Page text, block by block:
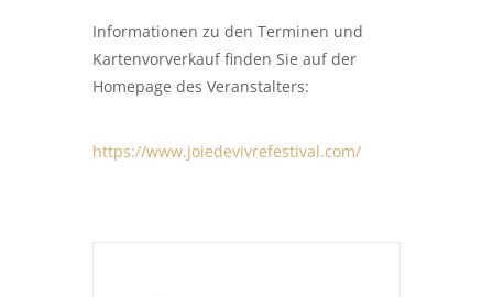
Informationen zu den Terminen und
Kartenvorverkauf finden Sie auf der
Homepage des Veranstalters:
https://www.joiedevivrefestival.com/